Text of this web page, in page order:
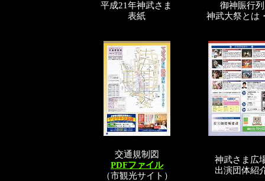
平成21年神武さま
表紙
御神賑行列
神武大祭とは
交通規制図
PDFファイル
（市観光サイト）
神武さま広
出演団体紹